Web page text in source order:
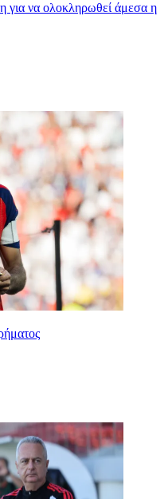
για να ολοκληρωθεί άμεσα η